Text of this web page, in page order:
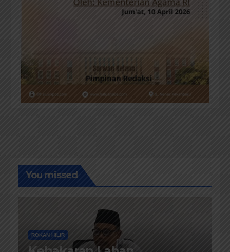
You missed
ROKAN HILIR